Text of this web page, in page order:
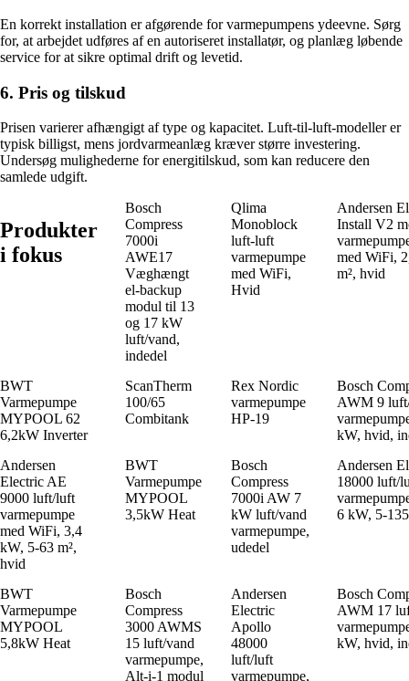
En korrekt installation er afgørende for varmepumpens ydeevne. Sørg
for, at arbejdet udføres af en autoriseret installatør, og planlæg løbende
service for at sikre optimal drift og levetid.
6. Pris og tilskud
Prisen varierer afhængigt af type og kapacitet. Luft-til-luft-modeller er
typisk billigst, mens jordvarmeanlæg kræver større investering.
Undersøg mulighederne for energitilskud, som kan reducere den
samlede udgift.
Produkter
i fokus
Bosch
Compress
7000i
AWE17
Væghængt
el-backup
modul til 13
og 17 kW
luft/vand,
indedel
Qlima
Monoblock
luft-luft
varmepumpe
med WiFi,
Hvid
Andersen
Install V2
med WiFi,
m², hvid
BWT
Varmepumpe
MYPOOL 62
6,2kW Inverter
ScanTherm
100/65
Combitank
Rex Nordic
varmepumpe
HP-19
Bosch
AWM 9
kW, hvid,
Andersen
Electric AE
9000 luft/luft
varmepumpe
med WiFi, 3,4
kW, 5-63 m²,
hvid
BWT
Varmepumpe
MYPOOL
3,5kW Heat
Bosch
Compress
7000i AW 7
kW luft/vand
varmepumpe,
udedel
Andersen
18000 luft/
6 kW, 5-
BWT
Varmepumpe
MYPOOL
5,8kW Heat
Bosch
Compress
3000 AWMS
15 luft/vand
varmepumpe,
Alt-i-1 modul
Andersen
Electric
Apollo
48000
luft/luft
varmepumpe,
Bosch
AWM 17
kW, hvid,